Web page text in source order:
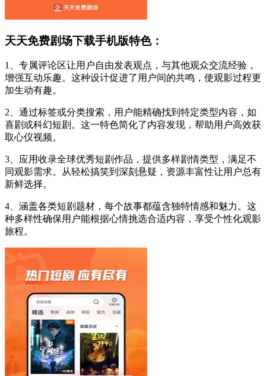
天天免费剧场下载手机版特色：
1、专属评论区让用户自由发表观点，与其他观众交流经验，
增强互动乐趣。这种设计促进了用户间的共鸣，使观影过程更
加生动有趣。
2、通过标签或分类搜索，用户能精确找到特定类型内容，如
喜剧或科幻短剧。这一特色简化了内容发现，帮助用户高效获
取心仪视频。
3、应用收录全球优秀短剧作品，提供多样剧情类型，满足不
同观影需求。从轻松搞笑到深刻悬疑，资源丰富性让用户总有
新鲜选择。
4、涵盖各类短剧题材，每个故事都蕴含独特情感和魅力。这
种多样性确保用户能根据心情挑选合适内容，享受个性化观影
旅程。